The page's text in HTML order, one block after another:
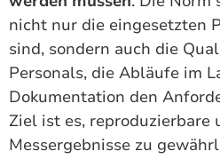
nicht nur die eingesetzten
sind, sondern auch die
Personals, die Abläufe im
Dokumentation den
Ziel ist es, reproduzierbare
Messergebnisse zu